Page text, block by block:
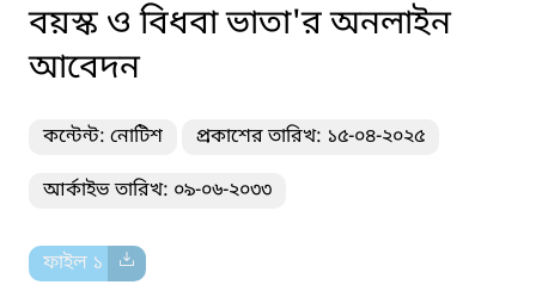
বয়স্ক ও বিধবা ভাতা'র অনলাইন
আবেদন
কন্টেন্ট: নোটিশ প্রকাশের তারিখ: ১৫-০৪-২০২৫
আর্কাইভ তারিখ: ০৯-০৬-২০৩৩
ফাইল ১